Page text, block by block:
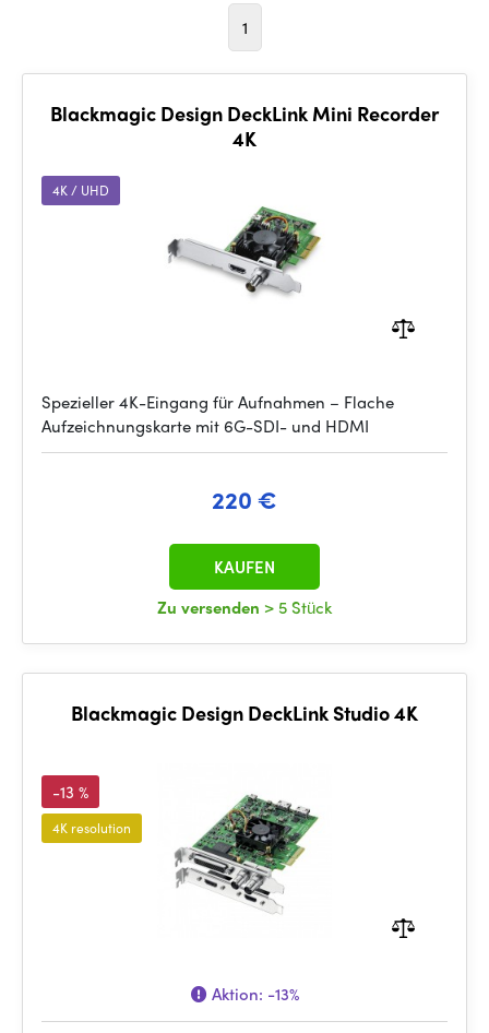
1
Blackmagic Design DeckLink Mini Recorder
4K
4K / UHD
Spezieller 4K-Eingang für Aufnahmen – Flache
Aufzeichnungskarte mit 6G-SDI- und HDMI
220 €
Zu versenden > 5 Stück
KAUFEN
Blackmagic Design DeckLink Studio 4K
-13 %
4K resolution
Aktion: -13%